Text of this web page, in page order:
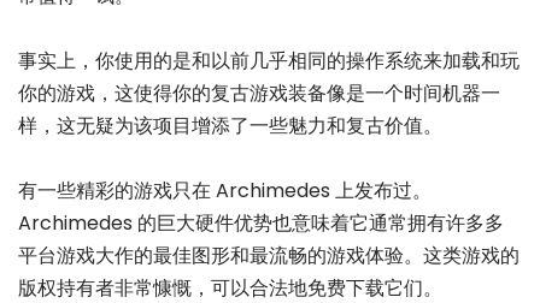
事实上，你使用的是和以前几乎相同的操作系统来加载和玩
你的游戏，这使得你的复古游戏装备像是一个时间机器一
样，这无疑为该项目增添了一些魅力和复古价值。
有一些精彩的游戏只在 Archimedes 上发布过。
Archimedes 的巨大硬件优势也意味着它通常拥有许多多
平台游戏大作的最佳图形和最流畅的游戏体验。这类游戏的
版权持有者非常慷慨，可以合法地免费下载它们。